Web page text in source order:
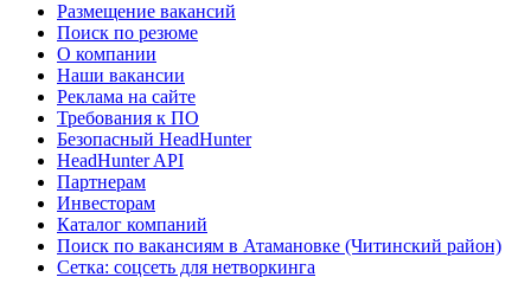
Размещение вакансий
Поиск по резюме
О компании
Наши вакансии
Реклама на сайте
Требования к ПО
Безопасный HeadHunter
HeadHunter API
Партнерам
Инвесторам
Каталог компаний
Поиск по вакансиям в Атамановке (Читинский район)
Сетка: соцсеть для нетворкинга